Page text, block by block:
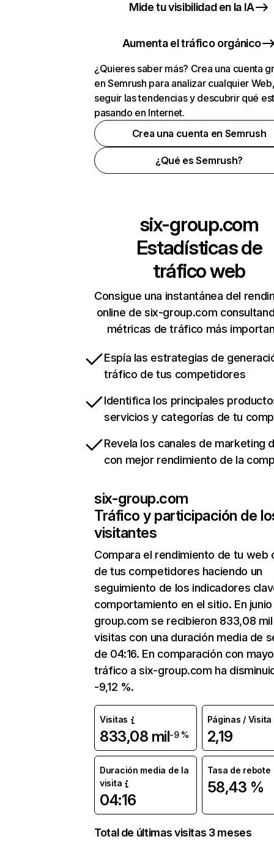
Mide tu visibilidad en la IA
Aumenta el tráfico orgánico
¿Quieres saber más? Crea una cuenta
en Semrush para analizar cualquier
seguir las tendencias y descubrir qué
pasando en Internet.
Crea una cuenta en Semrush
¿Qué es Semrush?
six-group.com
Estadísticas de
tráfico web
Consigue una instantánea del
online de six-group.com
métricas de tráfico más
Espía las estrategias de
tráfico de tus competidores
Identifica los principales
servicios y categorías de tu
Revela los canales de marketing
con mejor rendimiento de la
six-group.com
Tráfico y participación de
visitantes
Compara el rendimiento de tu web
de tus competidores haciendo un
seguimiento de los indicadores
comportamiento en el sitio. En
group.com se recibieron 833,08 mil
visitas con una duración media de
de 04:16. En comparación con
tráfico a six-group.com ha
-9,12 %.
Visitas
833,08 mil-9 %
Páginas / Visita
2,19
Duración media de la
visita
04:16
Tasa de rebote
58,43 %
Total de últimas visitas 3 meses